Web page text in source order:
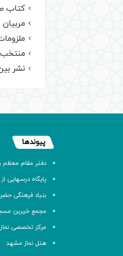
کتاب
مربیان
منتخب
نشر
پیوندها
دفتر مقام معظم
پایگاه درسهایی
بنیاد فرهنگی
مجمع خیرین
مرکز تخصصی نماز
هتل نماز مشهد